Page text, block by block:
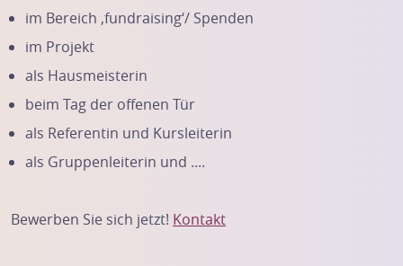
im Bereich ‚fundraising‘/ Spenden
im Projekt
als Hausmeisterin
beim Tag der offenen Tür
als Referentin und Kursleiterin
als Gruppenleiterin und ....
Bewerben Sie sich jetzt! Kontakt